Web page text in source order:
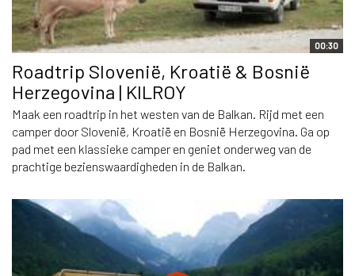
00:30
Roadtrip Slovenië, Kroatië & Bosnië
Herzegovina | KILROY
Maak een roadtrip in het westen van de Balkan. Rijd met een
camper door Slovenië, Kroatië en Bosnië Herzegovina. Ga op
pad met een klassieke camper en geniet onderweg van de
prachtige bezienswaardigheden in de Balkan.